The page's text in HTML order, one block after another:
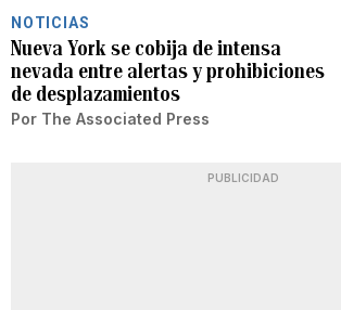
NOTICIAS
Nueva York se cobija de intensa
nevada entre alertas y prohibiciones
de desplazamientos
Por The Associated Press
PUBLICIDAD